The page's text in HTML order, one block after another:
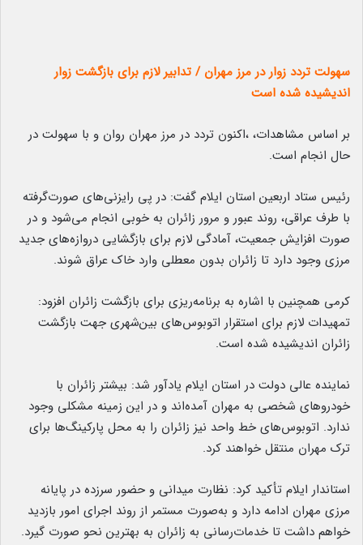
سهولت تردد زوار در مرز مهران / تدابیر لازم برای بازگشت زوار
اندیشیده شده است
بر اساس مشاهدات، ،اکنون تردد در مرز مهران روان و با سهولت در
حال انجام است.
رئیس ستاد اربعین استان ایلام گفت: در پی رایزنی‌های صورت‌گرفته
با طرف عراقی، روند عبور و مرور زائران به‌ خوبی انجام می‌شود و در
صورت افزایش جمعیت، آمادگی لازم برای بازگشایی دروازه‌های جدید
مرزی وجود دارد تا زائران بدون معطلی وارد خاک عراق شوند.
کرمی همچنین با اشاره به برنامه‌ریزی برای بازگشت زائران افزود:
تمهیدات لازم برای استقرار اتوبوس‌های بین‌شهری جهت بازگشت
زائران اندیشیده شده است.
نماینده عالی دولت در استان ایلام یادآور شد: بیشتر زائران با
خودروهای شخصی به مهران آمده‌اند و در این زمینه مشکلی وجود
ندارد. اتوبوس‌های خط واحد نیز زائران را به محل پارکینگ‌ها برای
ترک مهران منتقل خواهند کرد.
استاندار ایلام تأکید کرد: نظارت میدانی و حضور سرزده در پایانه
مرزی مهران ادامه دارد و به‌صورت مستمر از روند اجرای امور بازدید
خواهم داشت تا خدمات‌رسانی به زائران به بهترین نحو صورت گیرد.